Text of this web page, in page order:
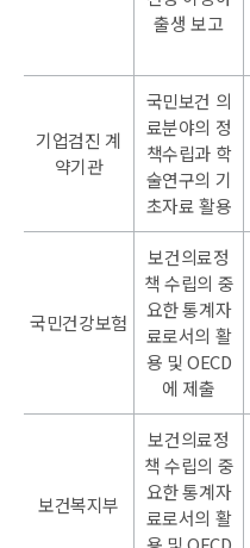
출생 보고
기업검진 계
약기관
국민보건 의
료분야의 정
책수립과 학
술연구의 기
초자료 활용
국민건강보험
보건의료정
책 수립의 중
요한 통계자
료로서의 활
용 및 OECD
에 제출
보건복지부
보건의료정
책 수립의 중
요한 통계자
료로서의 활